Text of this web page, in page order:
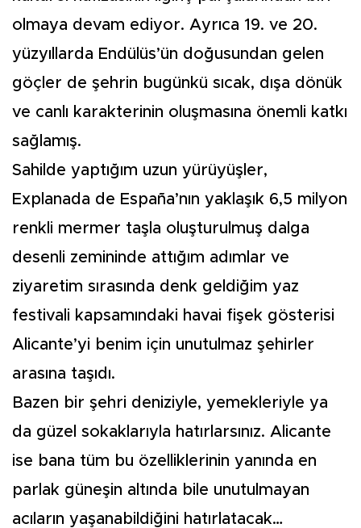
olmaya devam ediyor. Ayrıca 19. ve 20.
yüzyıllarda Endülüs’ün doğusundan gelen
göçler de şehrin bugünkü sıcak, dışa dönük
ve canlı karakterinin oluşmasına önemli katkı
sağlamış.
Sahilde yaptığım uzun yürüyüşler,
Explanada de España’nın yaklaşık 6,5 milyon
renkli mermer taşla oluşturulmuş dalga
desenli zemininde attığım adımlar ve
ziyaretim sırasında denk geldiğim yaz
festivali kapsamındaki havai fişek gösterisi
Alicante’yi benim için unutulmaz şehirler
arasına taşıdı.
Bazen bir şehri deniziyle, yemekleriyle ya
da güzel sokaklarıyla hatırlarsınız. Alicante
ise bana tüm bu özelliklerinin yanında en
parlak güneşin altında bile unutulmayan
acıların yaşanabildiğini hatırlatacak…